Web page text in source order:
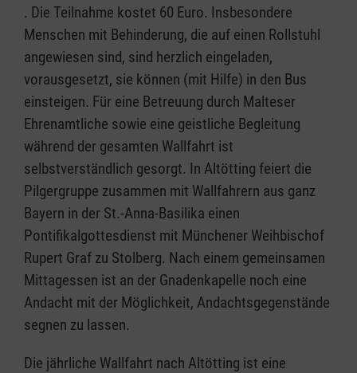
. Die Teilnahme kostet 60 Euro. Insbesondere
Menschen mit Behinderung, die auf einen Rollstuhl
angewiesen sind, sind herzlich eingeladen,
vorausgesetzt, sie können (mit Hilfe) in den Bus
einsteigen. Für eine Betreuung durch Malteser
Ehrenamtliche sowie eine geistliche Begleitung
während der gesamten Wallfahrt ist
selbstverständlich gesorgt. In Altötting feiert die
Pilgergruppe zusammen mit Wallfahrern aus ganz
Bayern in der St.-Anna-Basilika einen
Pontifikalgottesdienst mit Münchener Weihbischof
Rupert Graf zu Stolberg. Nach einem gemeinsamen
Mittagessen ist an der Gnadenkapelle noch eine
Andacht mit der Möglichkeit, Andachtsgegenstände
segnen zu lassen.
Die jährliche Wallfahrt nach Altötting ist eine